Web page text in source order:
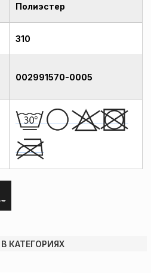
Полиэстер
310
002991570-0005
КАТЕГОРИЯХ